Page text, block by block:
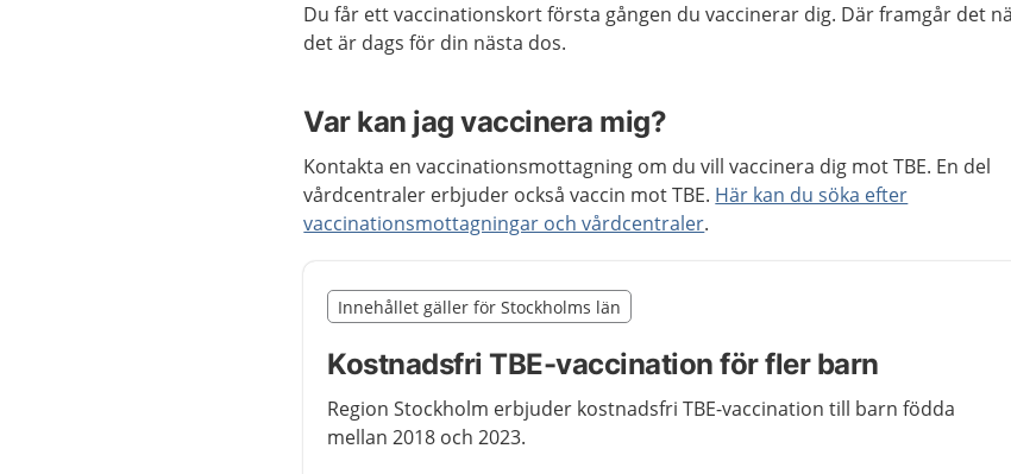
Du får ett vaccinationskort första gången du vaccinerar dig. Där framgår det
det är dags för din nästa dos.
Var kan jag vaccinera mig?
Kontakta en vaccinationsmottagning om du vill vaccinera dig mot TBE. En del
vårdcentraler erbjuder också vaccin mot TBE. Här kan du söka efter
vaccinationsmottagningar och vårdcentraler.
Nedan innehåll gäller region Stockholms län
Innehållet gäller för Stockholms län
Kostnadsfri TBE-vaccination för fler barn
Region Stockholm erbjuder kostnadsfri TBE-vaccination till barn födda
mellan 2018 och 2023.
Slut på det regionala tillägget från region Stockholms län